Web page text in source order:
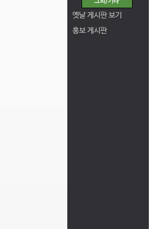
옛날 게시판 보기
홍보 게시판